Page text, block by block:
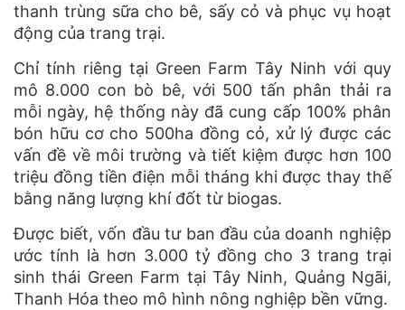
thanh trùng sữa cho bê, sấy cỏ và phục vụ hoạt
động của trang trại.
Chỉ tính riêng tại Green Farm Tây Ninh với quy
mô 8.000 con bò bê, với 500 tấn phân thải ra
mỗi ngày, hệ thống này đã cung cấp 100% phân
bón hữu cơ cho 500ha đồng cỏ, xử lý được các
vấn đề về môi trường và tiết kiệm được hơn 100
triệu đồng tiền điện mỗi tháng khi được thay thế
bằng năng lượng khí đốt từ biogas.
Được biết, vốn đầu tư ban đầu của doanh nghiệp
ước tính là hơn 3.000 tỷ đồng cho 3 trang trại
sinh thái Green Farm tại Tây Ninh, Quảng Ngãi,
Thanh Hóa theo mô hình nông nghiệp bền vững.